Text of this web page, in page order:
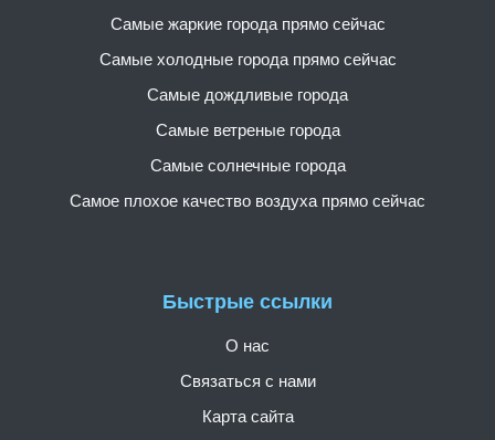
Быстрые ссылки
О нас
Связаться с нами
Карта сайта
Самые жаркие города прямо сейчас
Самые холодные города прямо сейчас
Самые дождливые города
Самые ветреные города
Самые солнечные города
Самое плохое качество воздуха прямо сейчас